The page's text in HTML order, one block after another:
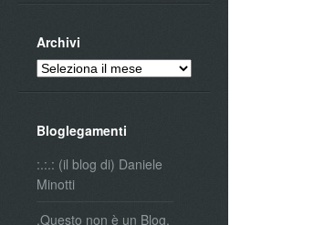
Archivi
Archivi
Bloglegamenti
:.:.: (il blog di) Daniele
Minotti
.Questo non è un Blog.